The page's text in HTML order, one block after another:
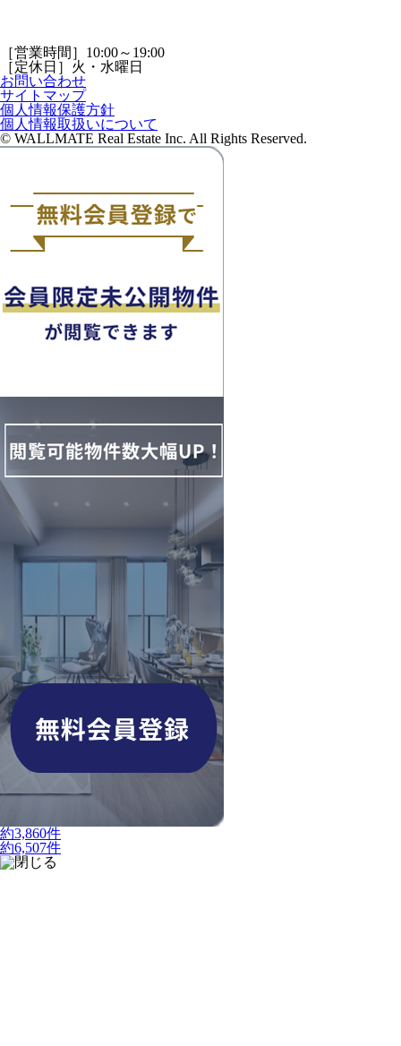
［営業時間］10:00～19:00
［定休日］火・水曜日
お問い合わせ
サイトマップ
個人情報保護方針
個人情報取扱いについて
© WALLMATE Real Estate Inc. All Rights Reserved.
約3,860件
約6,507件